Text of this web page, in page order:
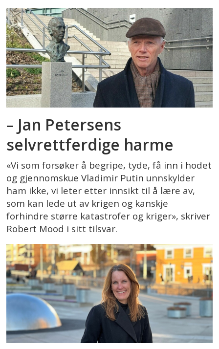
– Jan Petersens
selvrettferdige harme
«Vi som forsøker å begripe, tyde, få inn i hodet
og gjennomskue Vladimir Putin unnskylder
ham ikke, vi leter etter innsikt til å lære av,
som kan lede ut av krigen og kanskje
forhindre større katastrofer og kriger», skriver
Robert Mood i sitt tilsvar.